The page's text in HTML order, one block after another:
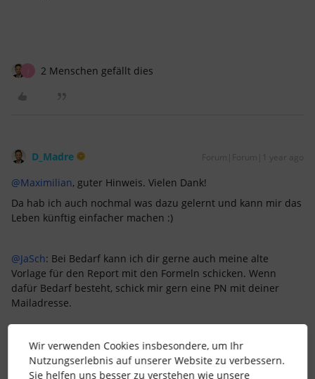
2 Menschen gefällt dies
D_Madre Forum|Forum|1 year ago
@Maximilian, guter Hinweis. Vielen Dank!
Da hab ich auch nochmal was dazu gelernt und kann mir das
Leben künftig einfacher machen :)
@JaSch: Bei Bedarf kann ich dir gerne auch meine alte
Vorlage für den Report mit den Formeln schicken. Wenn
dafür Bedarf besteht, schick mir gern eine PN mit deiner
Mailadresse.
VG, Dominik
Wir verwenden Cookies insbesondere, um Ihr
Nutzungserlebnis auf unserer Website zu verbessern.
Sie helfen uns besser zu verstehen wie unsere